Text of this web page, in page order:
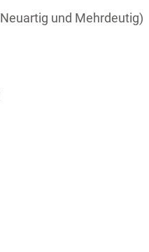
und Mehrdeutig)